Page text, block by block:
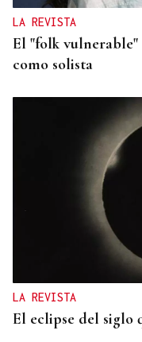
LA REVISTA
El "folk vulnerable"
como solista
LA REVISTA
El eclipse del siglo